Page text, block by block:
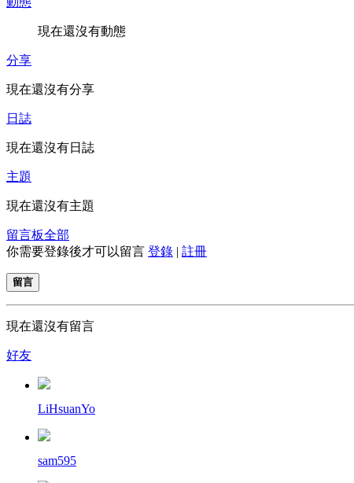
現在還沒有動態
分享
現在還沒有分享
日誌
現在還沒有日誌
主題
現在還沒有主題
留言板全部
你需要登錄後才可以留言 登錄 | 註冊
留言
現在還沒有留言
好友
LiHsuanYo
sam595